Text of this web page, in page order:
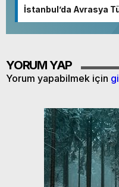
İstanbul’da Avrasya
YORUM YAP
Yorum yapabilmek için